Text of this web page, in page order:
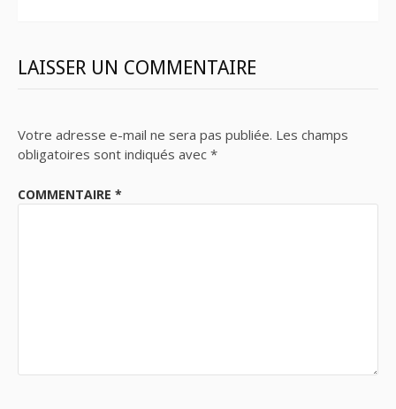
LAISSER UN COMMENTAIRE
Votre adresse e-mail ne sera pas publiée. Les champs
obligatoires sont indiqués avec *
COMMENTAIRE *